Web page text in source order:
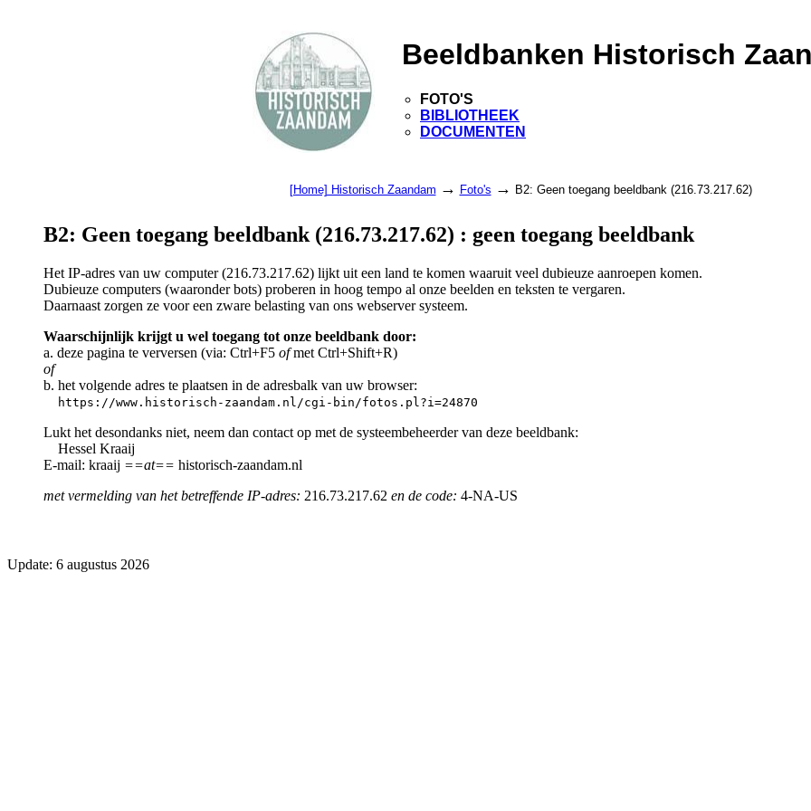
Beeldbanken Historisch
FOTO'S
BIBLIOTHEEK
DOCUMENTEN
[Home] Historisch Zaandam → Foto's → B2: Geen toegang beeldbank (216.73.217.62)
B2: Geen toegang beeldbank (216.73.217.62) : geen toegang beeldbank
Het IP-adres van uw computer (216.73.217.62) lijkt uit een land te komen waaruit veel dubieuze aanroepen komen.
Dubieuze computers (waaronder bots) proberen in hoog tempo al onze beelden en teksten te vergaren.
Daarnaast zorgen ze voor een zware belasting van ons webserver systeem.
Waarschijnlijk krijgt u wel toegang tot onze beeldbank door:
a. deze pagina te verversen (via: Ctrl+F5 ofmet Ctrl+Shift+R)
of
b. het volgende adres te plaatsen in de adresbalk van uw browser:
https://www.historisch-zaandam.nl/cgi-bin/fotos.pl?i=24870
Lukt het desondanks niet, neem dan contact op met de systeembeheerder van deze beeldbank:
Hessel Kraaij
E-mail: kraaij ==at== historisch-zaandam.nl
met vermelding van het betreffende IP-adres: 216.73.217.62 en de code: 4-NA-US
Update: 6 augustus 2026